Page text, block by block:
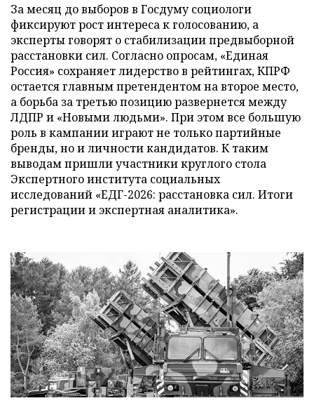
За месяц до выборов в Госдуму социологи
фиксируют рост интереса к голосованию, а
эксперты говорят о стабилизации предвыборной
расстановки сил. Согласно опросам, «Единая
Россия» сохраняет лидерство в рейтингах, КПРФ
остается главным претендентом на второе место,
а борьба за третью позицию развернется между
ЛДПР и «Новыми людьми». При этом все большую
роль в кампании играют не только партийные
бренды, но и личности кандидатов. К таким
выводам пришли участники круглого стола
Экспертного института социальных
исследований «ЕДГ-2026: расстановка сил. Итоги
регистрации и экспертная аналитика».